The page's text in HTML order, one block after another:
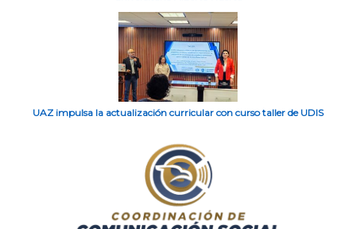
UAZ impulsa la actualización curricular con curso taller de UDIS